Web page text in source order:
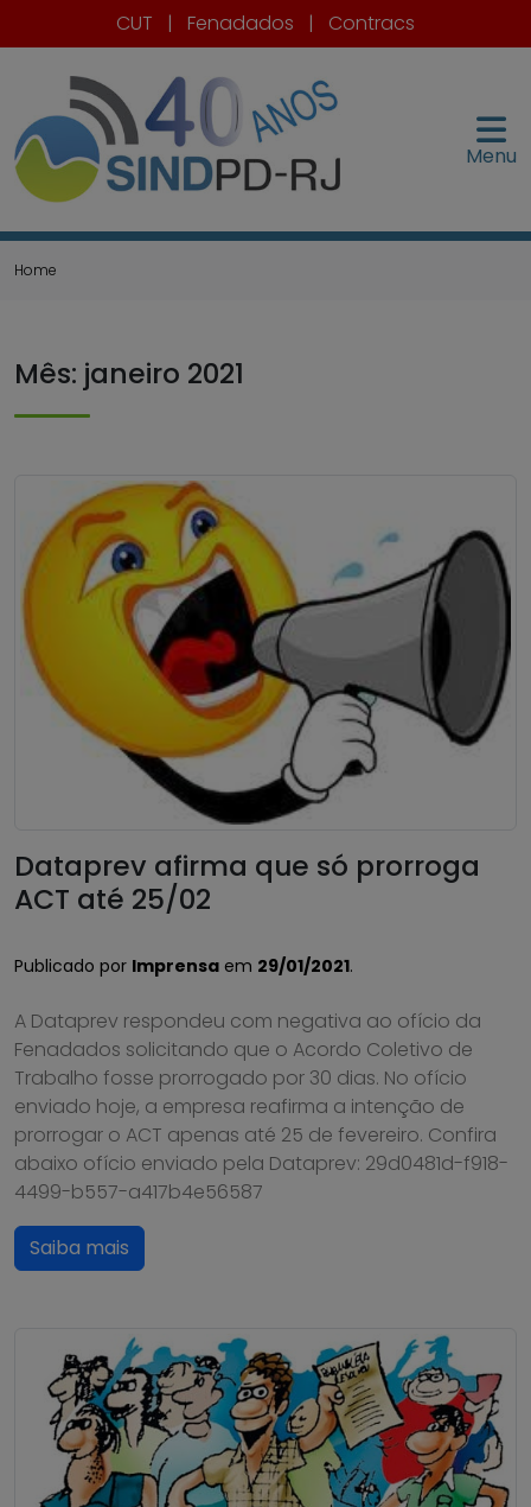
CUT | Fenadados | Contracs
Menu
Home
Mês: janeiro 2021
Dataprev afirma que só prorroga
ACT até 25/02
Publicado por Imprensa em 29/01/2021.
A Dataprev respondeu com negativa ao ofício da
Fenadados solicitando que o Acordo Coletivo de
Trabalho fosse prorrogado por 30 dias. No ofício
enviado hoje, a empresa reafirma a intenção de
prorrogar o ACT apenas até 25 de fevereiro. Confira
abaixo ofício enviado pela Dataprev: 29d0481d-f918-
4499-b557-a417b4e56587
Saiba mais